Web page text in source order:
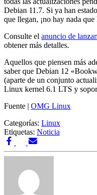
Debian 11.7. Si ya han
que llegan, ¡no hay nada que
Consulte el anuncio de
obtener más detalles.
Aquellos que piensen más
saber que Debian 12
(aparte de un conjunto
Linux kernel 6.1 LTS y
Fuente | OMG Linux
Categorías: Linux
Etiquetas: Noticia